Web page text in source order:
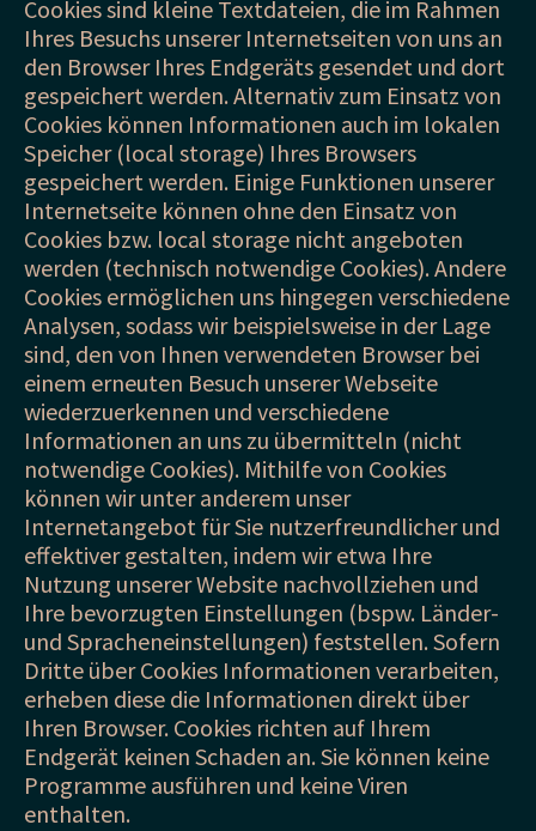
Cookies sind kleine Textdateien, die im Rahmen
Ihres Besuchs unserer Internetseiten von uns an
den Browser Ihres Endgeräts gesendet und dort
gespeichert werden. Alternativ zum Einsatz von
Cookies können Informationen auch im lokalen
Speicher (local storage) Ihres Browsers
gespeichert werden. Einige Funktionen unserer
Internetseite können ohne den Einsatz von
Cookies bzw. local storage nicht angeboten
werden (technisch notwendige Cookies). Andere
Cookies ermöglichen uns hingegen verschiedene
Analysen, sodass wir beispielsweise in der Lage
sind, den von Ihnen verwendeten Browser bei
einem erneuten Besuch unserer Webseite
wiederzuerkennen und verschiedene
Informationen an uns zu übermitteln (nicht
notwendige Cookies). Mithilfe von Cookies
können wir unter anderem unser
Internetangebot für Sie nutzerfreundlicher und
effektiver gestalten, indem wir etwa Ihre
Nutzung unserer Website nachvollziehen und
Ihre bevorzugten Einstellungen (bspw. Länder-
und Spracheneinstellungen) feststellen. Sofern
Dritte über Cookies Informationen verarbeiten,
erheben diese die Informationen direkt über
Ihren Browser. Cookies richten auf Ihrem
Endgerät keinen Schaden an. Sie können keine
Programme ausführen und keine Viren
enthalten.